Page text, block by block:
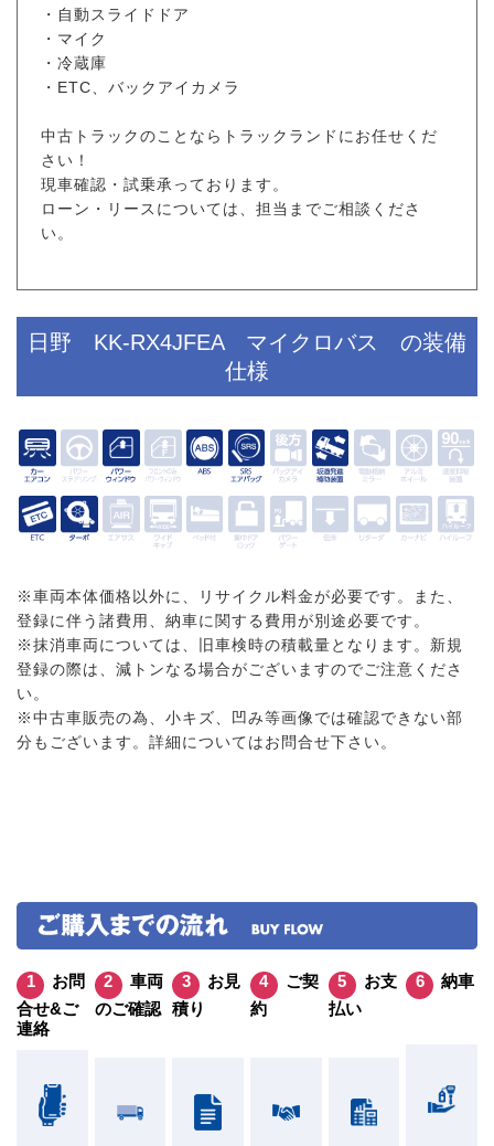
・自動スライドドア
・マイク
・冷蔵庫
・ETC、バックアイカメラ
中古トラックのことならトラックランドにお任せくだ
さい！
現車確認・試乗承っております。
ローン・リースについては、担当までご相談くださ
い。
日野 KK-RX4JFEA マイクロバス の装備
仕様
※車両本体価格以外に、リサイクル料金が必要です。また、
登録に伴う諸費用、納車に関する費用が別途必要です。
※抹消車両については、旧車検時の積載量となります。新規
登録の際は、減トンなる場合がございますのでご注意くださ
い。
※中古車販売の為、小キズ、凹み等画像では確認できない部
分もございます。詳細についてはお問合せ下さい。
お問
合せ&ご
連絡
車両
のご確認
お見
積り
ご契
約
お支
払い
納車